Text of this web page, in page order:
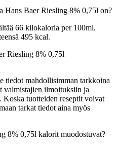
Hans Baer Riesling 8% 0,75l on?
66 kilokaloria per 100ml.
495 kcal.
Riesling 8% 0,75l
tiedot mahdollisimman tarkkoina
valmistajien ilmoituksiin ja
tuotteiden reseptit voivat
tarkat tiedot aina myös
8% 0,75l kalorit muodostuvat?